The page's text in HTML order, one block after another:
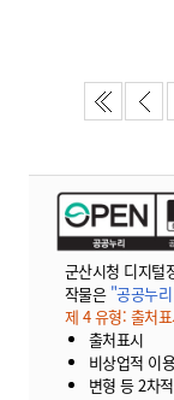
군산시청 디지털
작물은 "공공누
제 4 유형: 출처
출처표시
비상업적 이
변형 등 2차